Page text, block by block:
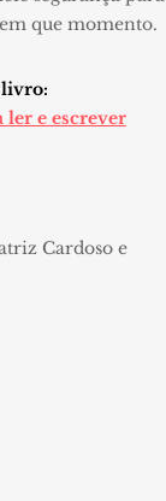
que momento.
livro:
ler e escrever
Cardoso e